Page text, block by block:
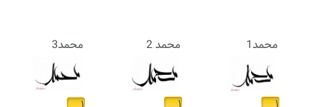
محمد1 محمد 2 محمد3